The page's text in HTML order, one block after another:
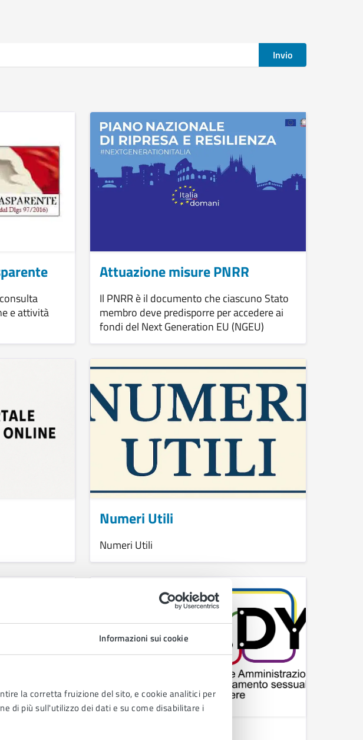
Informazioni sui cookie
la corretta fruizione del sito, e cookie analitici per
di più sull'utilizzo dei dati e su come disabilitare i
Invio
e attività
Attuazione misure PNRR
Il PNRR è il documento che ciascuno Stato
membro deve predisporre per accedere ai
fondi del Next Generation EU (NGEU)
Numeri Utili
Numeri Utili